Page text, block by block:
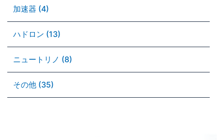
加速器 (4)
ハドロン (13)
ニュートリノ (8)
その他 (35)